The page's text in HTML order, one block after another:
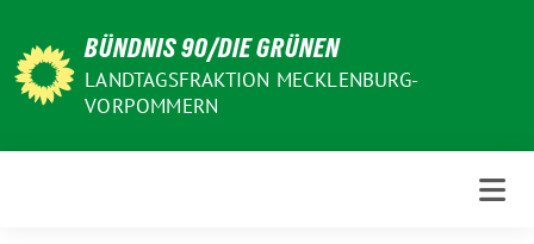
zum
Inhalt
BÜNDNIS 90/DIE GRÜNEN
LANDTAGSFRAKTION MECKLENBURG-
VORPOMMERN